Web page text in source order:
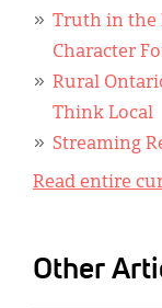
Truth in the
Character
Rural
Think Local
Streaming
Read entire
Other